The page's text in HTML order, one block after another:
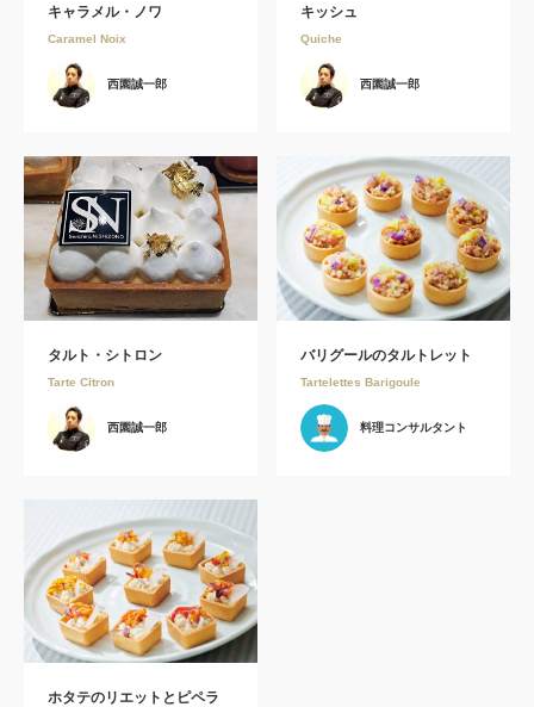
キャラメル・ノワ
Caramel Noix
西園誠一郎
キッシュ
Quiche
西園誠一郎
タルト・シトロン
Tarte Citron
西園誠一郎
バリグールのタルトレット
Tartelettes Barigoule
料理コンサルタント
ホタテのリエットとピペラ